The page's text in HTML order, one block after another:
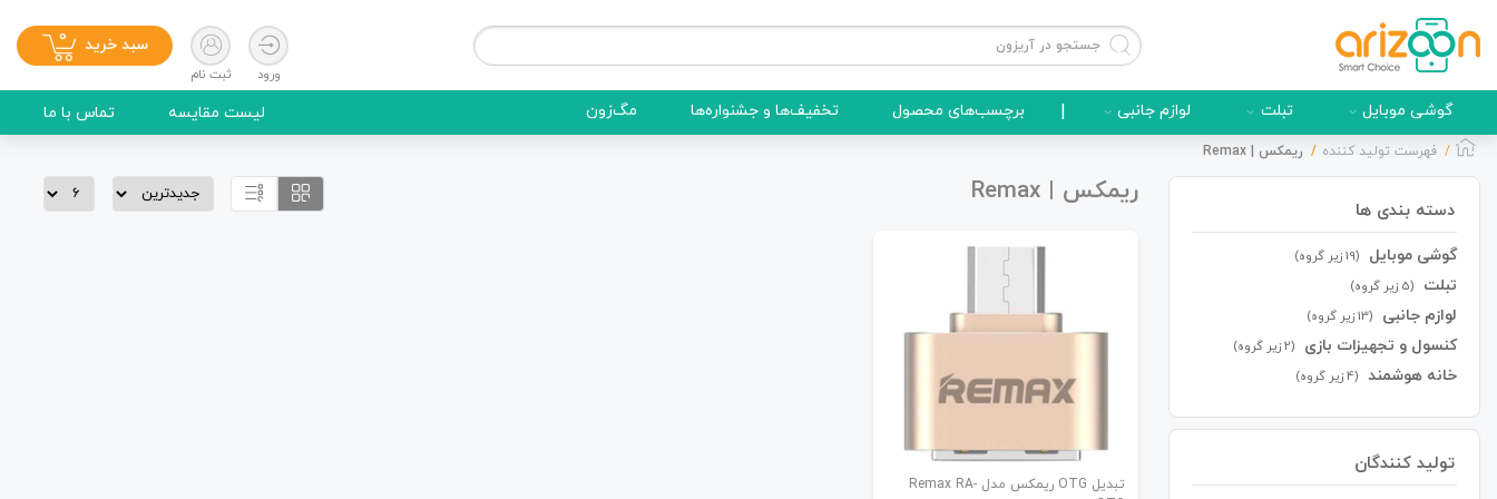
گوشی موبایل
لوازم جانبی
ورود ثبت نام
سبد خرید 0
گوشی موبایل تبلت لوازم جانبی برچسب‌های محصول تخفیف‌ها و جشنواره‌ها مگ‌زون لیست مقایسه تماس با ما
فهرست تولید کننده ریمکس | Remax
دسته بندی ها
گوشی موبایل (19 زیر گروه)
تبلت (5 زیر گروه)
لوازم جانبی (13 زیر گروه)
کنسول و تجهیزات بازی (2 زیر گروه)
خانه هوشمند (4 زیر گروه)
تولید کنندگان
ریمکس | Remax
تبدیل OTG ریمکس مدل Remax RA-